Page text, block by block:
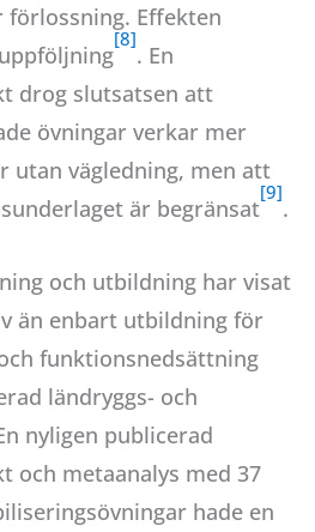
Effekten
. En
drog slutsatsen att
övningar verkar mer
utan vägledning, men att
är begränsat
.
och utbildning har visat
än enbart utbildning för
funktionsnedsättning
ländryggs- och
nyligen publicerad
och metaanalys med 37
hade en